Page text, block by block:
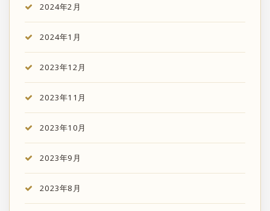
2024年2月
2024年1月
2023年12月
2023年11月
2023年10月
2023年9月
2023年8月